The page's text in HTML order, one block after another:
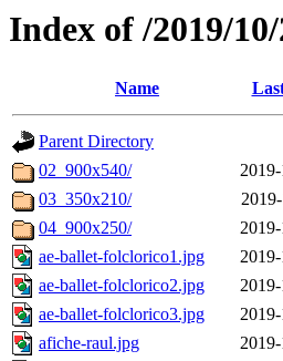
Index of /2019/
Name
Parent Directory
02_900x540/
03_350x210/
04_900x250/
ae-ballet-folclorico1.jpg
ae-ballet-folclorico2.jpg
ae-ballet-folclorico3.jpg
afiche-raul.jpg